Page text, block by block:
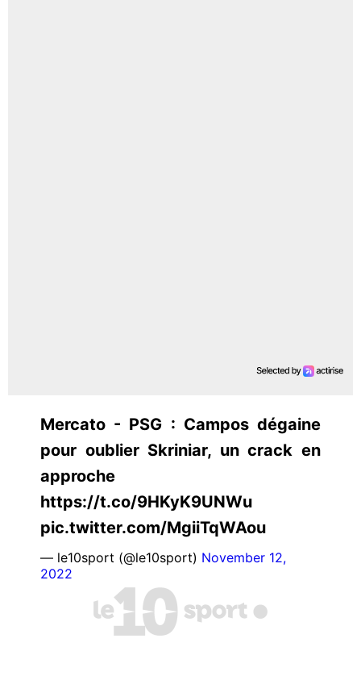
Mercato - PSG : Campos dégaine
pour oublier Skriniar, un crack en
approche
https://t.co/9HKyK9UNWu
pic.twitter.com/MgiiTqWAou
— le10sport (@le10sport) November 12,
2022